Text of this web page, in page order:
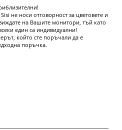
не носи отговорност за цветовете и
на Вашите монитори, тъй като
един са индивидуални!
който сте поръчали да е
поръчка.